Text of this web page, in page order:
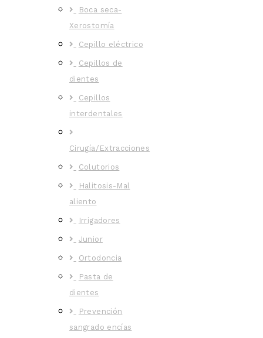
Boca seca-
Xerostomía
Cepillo eléctrico
Cepillos de
dientes
Cepillos
interdentales
Cirugía/Extracciones
Colutorios
Halitosis-Mal
aliento
Irrigadores
Junior
Ortodoncia
Pasta de
dientes
Prevención
sangrado encías